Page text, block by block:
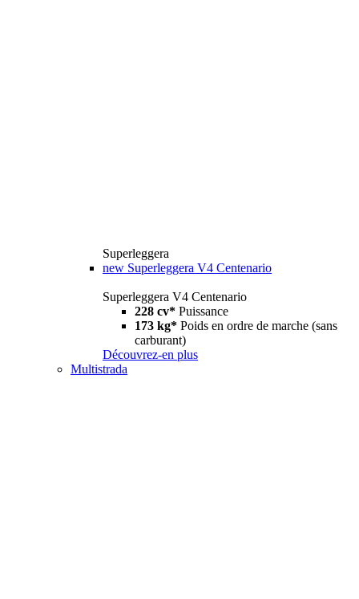
Superleggera
new Superleggera V4 Centenario
Superleggera V4 Centenario
228 cv* Puissance
173 kg* Poids en ordre de marche (sans
carburant)
Découvrez-en plus
Multistrada